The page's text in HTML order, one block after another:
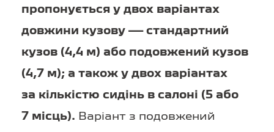
пропонується у двох варіантах
довжини кузову — стандартний
кузов (4,4 м) або подовжений кузов
(4,7 м); а також у двох варіантах
за кількістю сидінь в салоні (5 або
7 місць). Варіант з подовжений